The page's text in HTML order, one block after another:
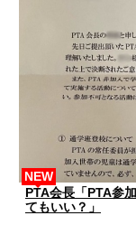
PTA会長「PTA参
てもいい？」
NEW